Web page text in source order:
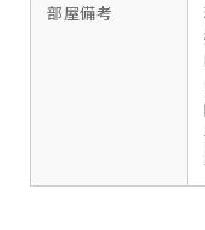
部屋備考